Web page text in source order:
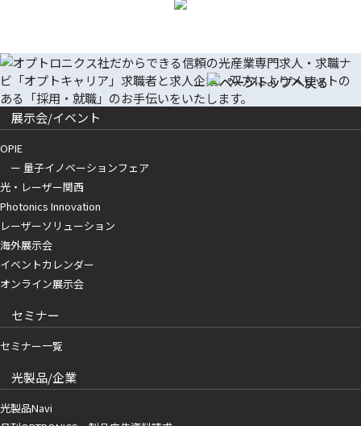
展示会/イベント
OPIE
ー 量子イノベーションフェア
光・レーザー関西
Photonics Innovation
レーザーソリューション
海外展示会
イベントカレンダー
オンライン展示会
セミナー
セミナー一覧
光製品/企業
光製品Navi